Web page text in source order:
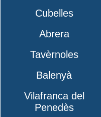
Cubelles
Abrera
Tavèrnoles
Balenyà
Vilafranca del
Penedès